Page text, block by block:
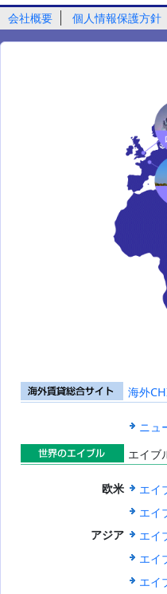
会社概要 個人情報保護方針
海外賃貸総合
海外
ニュ
世界のエイブ
エイブ
欧米
エイ
エイ
アジア
エイ
エイ
エイ